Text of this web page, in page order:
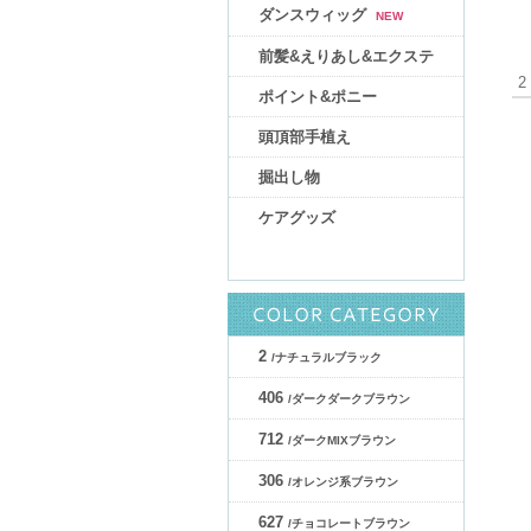
ダンスウィッグ NEW
前髪&えりあし&エクステ
ポイント&ポニー
頭頂部手植え
掘出し物
ケアグッズ
2 /ナチュラルブラック
406 /ダークダークブラウン
712 /ダークMIXブラウン
306 /オレンジ系ブラウン
627 /チョコレートブラウン